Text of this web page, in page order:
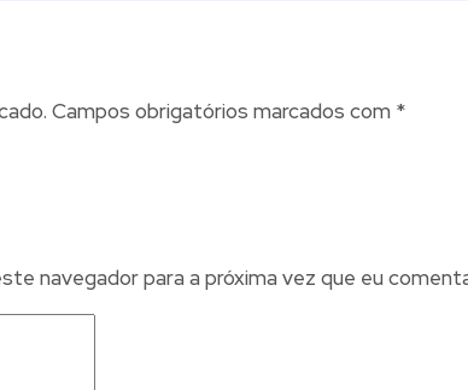
Campos obrigatórios marcados com *
navegador para a próxima vez que eu